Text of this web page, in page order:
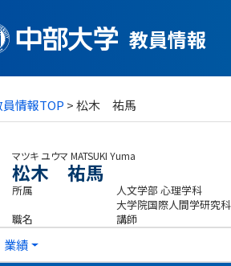
教員情報
員情報TOP > 松木 祐馬
マツキ ユウマ MATSUKI Yuma
松木 祐馬
所属
人文学部 心理学科
大学院国際人間学研究
職名
講師
業績